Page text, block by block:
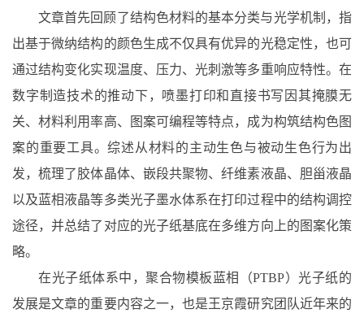
文章首先回顾了结构色材料的基本分类与光学机制，指
出基于微纳结构的颜色生成不仅具有优异的光稳定性，也可
通过结构变化实现温度、压力、光刺激等多重响应特性。在
数字制造技术的推动下，喷墨打印和直接书写因其掩膜无
关、材料利用率高、图案可编程等特点，成为构筑结构色图
案的重要工具。综述从材料的主动生色与被动生色行为出
发，梳理了胶体晶体、嵌段共聚物、纤维素液晶、胆甾液晶
以及蓝相液晶等多类光子墨水体系在打印过程中的结构调控
途径，并总结了对应的光子纸基底在多维方向上的图案化策
略。
在光子纸体系中，聚合物模板蓝相（PTBP）光子纸的
发展是文章的重要内容之一，也是王京霞研究团队近年来的